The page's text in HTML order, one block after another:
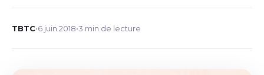
TBTC•6 juin 2018•3 min de lecture